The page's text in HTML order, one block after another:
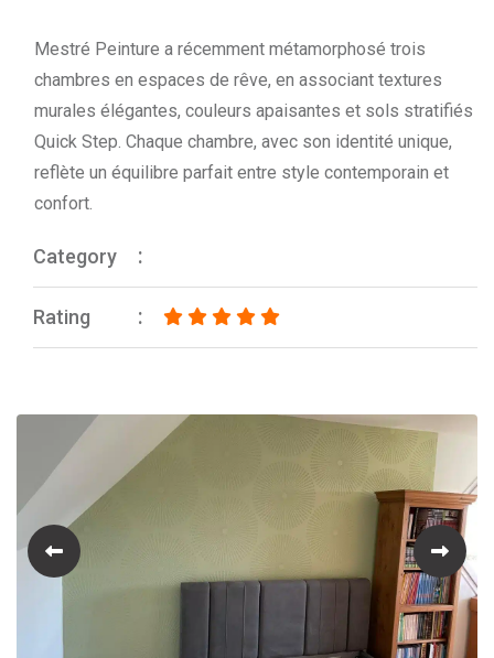
Mestré Peinture a récemment métamorphosé trois
chambres en espaces de rêve, en associant textures
murales élégantes, couleurs apaisantes et sols stratifiés
Quick Step. Chaque chambre, avec son identité unique,
reflète un équilibre parfait entre style contemporain et
confort.
Category
Rating